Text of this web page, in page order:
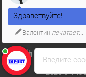
2026 ©
Введите
Здравствуйте!
Валентин печатает...